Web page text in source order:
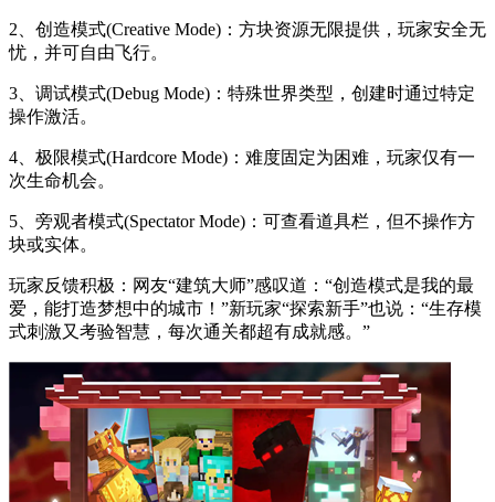
2、创造模式(Creative Mode)：方块资源无限提供，玩家安全无
忧，并可自由飞行。
3、调试模式(Debug Mode)：特殊世界类型，创建时通过特定
操作激活。
4、极限模式(Hardcore Mode)：难度固定为困难，玩家仅有一
次生命机会。
5、旁观者模式(Spectator Mode)：可查看道具栏，但不操作方
块或实体。
玩家反馈积极：网友“建筑大师”感叹道：“创造模式是我的最
爱，能打造梦想中的城市！”新玩家“探索新手”也说：“生存模
式刺激又考验智慧，每次通关都超有成就感。”